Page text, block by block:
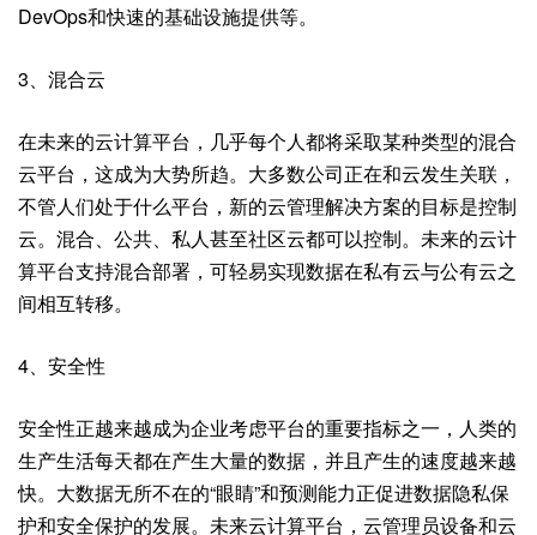
DevOps和快速的基础设施提供等。
3、混合云
在未来的云计算平台，几乎每个人都将采取某种类型的混合
云平台，这成为大势所趋。大多数公司正在和云发生关联，
不管人们处于什么平台，新的云管理解决方案的目标是控制
云。混合、公共、私人甚至社区云都可以控制。未来的云计
算平台支持混合部署，可轻易实现数据在私有云与公有云之
间相互转移。
4、安全性
安全性正越来越成为企业考虑平台的重要指标之一，人类的
生产生活每天都在产生大量的数据，并且产生的速度越来越
快。大数据无所不在的“眼睛”和预测能力正促进数据隐私保
护和安全保护的发展。未来云计算平台，云管理员设备和云